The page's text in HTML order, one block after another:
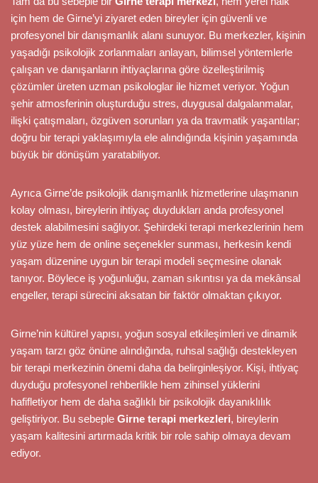
için hem de Girne’yi ziyaret eden bireyler için güvenli ve
profesyonel bir danışmanlık alanı sunuyor. Bu merkezler, kişinin
yaşadığı psikolojik zorlanmaları anlayan, bilimsel yöntemlerle
çalışan ve danışanların ihtiyaçlarına göre özelleştirilmiş
çözümler üreten uzman psikologlar ile hizmet veriyor. Yoğun
şehir atmosferinin oluşturduğu stres, duygusal dalgalanmalar,
ilişki çatışmaları, özgüven sorunları ya da travmatik yaşantılar;
doğru bir terapi yaklaşımıyla ele alındığında kişinin yaşamında
büyük bir dönüşüm yaratabiliyor.
Ayrıca Girne’de psikolojik danışmanlık hizmetlerine ulaşmanın
kolay olması, bireylerin ihtiyaç duydukları anda profesyonel
destek alabilmesini sağlıyor. Şehirdeki terapi merkezlerinin hem
yüz yüze hem de online seçenekler sunması, herkesin kendi
yaşam düzenine uygun bir terapi modeli seçmesine olanak
tanıyor. Böylece iş yoğunluğu, zaman sıkıntısı ya da mekânsal
engeller, terapi sürecini aksatan bir faktör olmaktan çıkıyor.
Girne’nin kültürel yapısı, yoğun sosyal etkileşimleri ve dinamik
yaşam tarzı göz önüne alındığında, ruhsal sağlığı destekleyen
bir terapi merkezinin önemi daha da belirginleşiyor. Kişi, ihtiyaç
duyduğu profesyonel rehberlikle hem zihinsel yüklerini
hafifletiyor hem de daha sağlıklı bir psikolojik dayanıklılık
geliştiriyor. Bu sebeple Girne terapi merkezleri, bireylerin
yaşam kalitesini artırmada kritik bir role sahip olmaya devam
ediyor.